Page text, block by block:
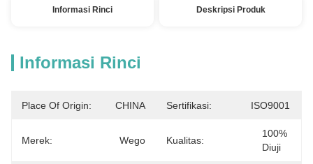
Informasi Rinci Deskripsi Produk
Informasi Rinci
Place Of Origin: CHINA Sertifikasi: ISO9001
Merek: Wego Kualitas:
100%
Diuji